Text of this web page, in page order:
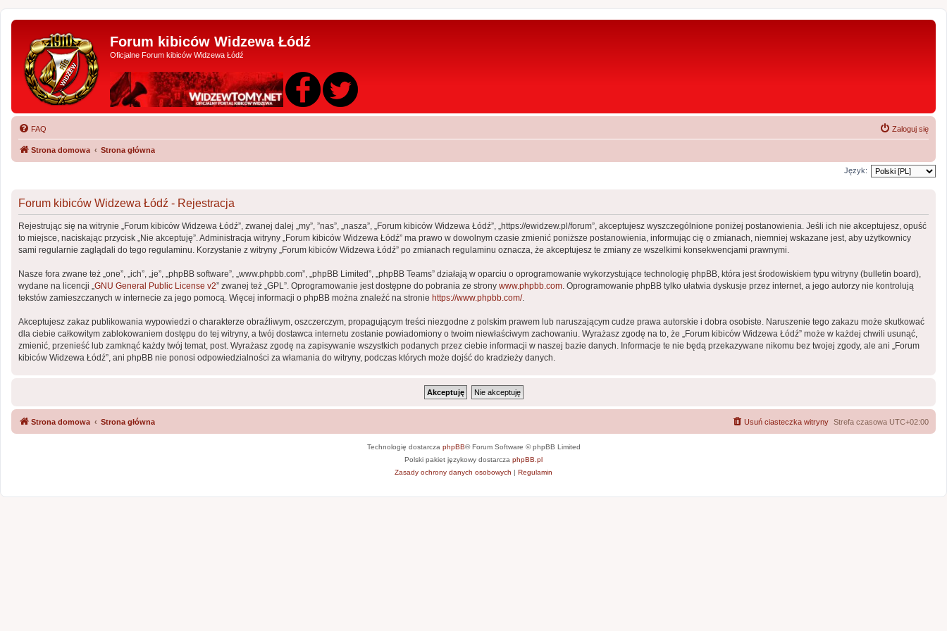
Forum kibiców Widzewa Łódź
Oficjalne Forum kibiców Widzewa Łódź
FAQ Zaloguj się
Strona domowa Strona główna
Język:
Forum kibiców Widzewa Łódź - Rejestracja
Rejestrując się na witrynie „Forum kibiców Widzewa Łódź”, zwanej dalej „my”, ”nas”, „nasza”, „Forum kibiców Widzewa Łódź”, „https://ewidzew.pl/forum”, akceptujesz wyszczególnione poniżej postanowienia. Jeśli ich nie akceptujesz, opuść
to miejsce, naciskając przycisk „Nie akceptuję”. Administracja witryny „Forum kibiców Widzewa Łódź” ma prawo w dowolnym czasie zmienić poniższe postanowienia, informując cię o zmianach, niemniej wskazane jest, aby użytkownicy
sami regularnie zaglądali do tego regulaminu. Korzystanie z witryny „Forum kibiców Widzewa Łódź” po zmianach regulaminu oznacza, że akceptujesz te zmiany ze wszelkimi konsekwencjami prawnymi.
Nasze fora zwane też „one”, „ich”, „je”, „phpBB software”, „www.phpbb.com”, „phpBB Limited”, „phpBB Teams” działają w oparciu o oprogramowanie wykorzystujące technologię phpBB, która jest środowiskiem typu witryny (bulletin board),
wydane na licencji „ GNU General Public License v2” zwanej też „GPL”. Oprogramowanie jest dostępne do pobrania ze strony www.phpbb.com . Oprogramowanie phpBB tylko ułatwia dyskusje przez internet, a jego autorzy nie kontrolują
tekstów zamieszczanych w internecie za jego pomocą. Więcej informacji o phpBB można znaleźć na stronie https://www.phpbb.com/.
Akceptujesz zakaz publikowania wypowiedzi o charakterze obraźliwym, oszczerczym, propagującym treści niezgodne z polskim prawem lub naruszającym cudze prawa autorskie i dobra osobiste. Naruszenie tego zakazu może skutkować
dla ciebie całkowitym zablokowaniem dostępu do tej witryny, a twój dostawca internetu zostanie powiadomiony o twoim niewłaściwym zachowaniu. Wyrażasz zgodę na to, że „Forum kibiców Widzewa Łódź” może w każdej chwili usunąć,
zmienić, przenieść lub zamknąć każdy twój temat, post. Wyrażasz zgodę na zapisywanie wszystkich podanych przez ciebie informacji w naszej bazie danych. Informacje te nie będą przekazywane nikomu bez twojej zgody, ale ani „Forum
kibiców Widzewa Łódź”, ani phpBB nie ponosi odpowiedzialności za włamania do witryny, podczas których może dojść do kradzieży danych.
Strona domowa Strona główna Strefa czasowa UTC+02:00
Usuń ciasteczka witryny
Technologię dostarcza phpBB® Forum Software © phpBB Limited
Polski pakiet językowy dostarcza phpBB.pl
Zasady ochrony danych osobowych | Regulamin